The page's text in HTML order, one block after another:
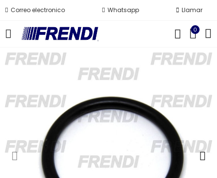
Correo electronico Whatsapp Llamar
0